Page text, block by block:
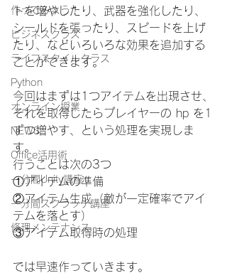
作ってみよう！
ビジネスクラス
ライフスタイルクラス
Python
オンライン授業
NEWS
Office活用術
一分間Unity講座
一分間スクラッチ講座
修理メンテナンス
トを増やしたり、武器を強化したり、
シールドを張ったり、スピードを上げ
たり、などいろいろな効果を追加する
ことができます。
今回はまずは1つアイテムを出現させ、
それを取得したらプレイヤーの hp を1
ずつ増やす、という処理を実現しま
す。
行うことは次の3つ
①アイテムの準備
②アイテム生成（敵が一定確率でアイ
テムを落とす）
③アイテム取得時の処理
では早速作っていきます。